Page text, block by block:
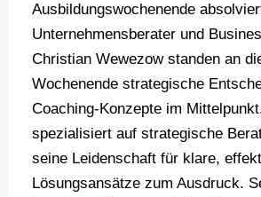
Ausbildungswochenende
Unternehmensberater und
Christian Wewezow standen an
Wochenende strategische
Coaching-Konzepte im
spezialisiert auf strategische
seine Leidenschaft für klare,
Lösungsansätze zum Ausdruck.